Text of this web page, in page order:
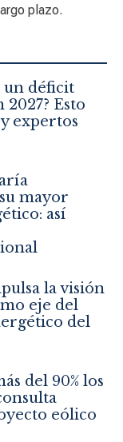
plazo.
un déficit
Esto
expertos
mayor
así
la visión
eje del
del
del 90% los
eólico